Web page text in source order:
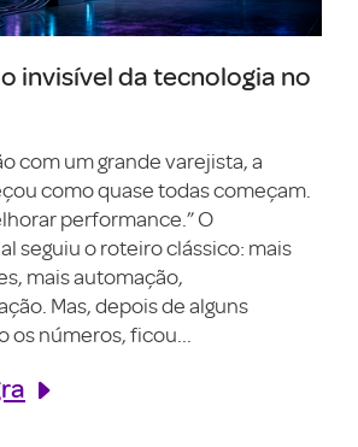
invisível da tecnologia no
com um grande varejista, a
como quase todas começam.
performance.” O
seguiu o roteiro clássico: mais
mais automação,
Mas, depois de alguns
os números, ficou...